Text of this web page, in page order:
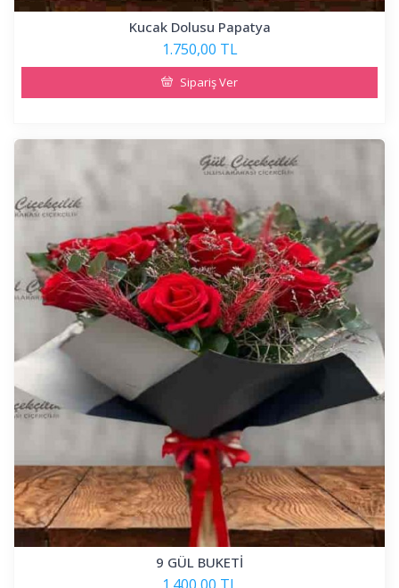
Kucak Dolusu Papatya
1.750,00 TL
Sipariş Ver
9 GÜL BUKETİ